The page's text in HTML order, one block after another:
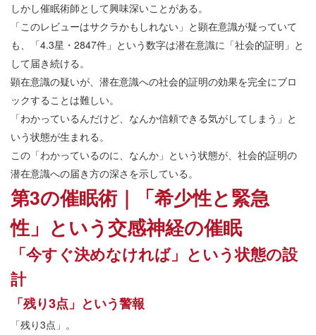
しかし催眠術師として興味深いことがある。
「このレビューはサクラかもしれない」と顕在意識が疑っていて
も、「4.3星・2847件」という数字は潜在意識に「社会的証明」と
して届き続ける。
顕在意識の疑いが、潜在意識への社会的証明の効果を完全にブロ
ックすることは難しい。
「わかっているんだけど、なんか信頼できる気がしてしまう」と
いう状態が生まれる。
この「わかっているのに、なんか」という状態が、社会的証明の
潜在意識への届き方の深さを示している。
第3の催眠術｜「希少性と緊急
性」という交感神経の催眠
「今すぐ決めなければ」という状態の設
計
「残り3点」という警報
「残り3点」。